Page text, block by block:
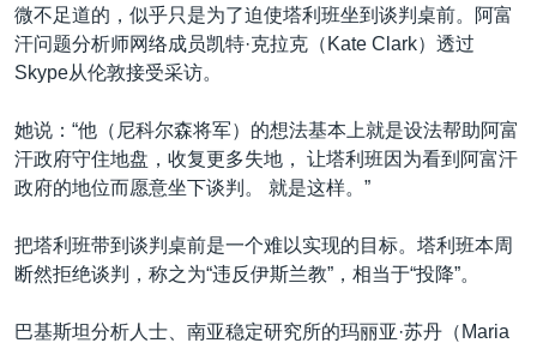
微不足道的，似乎只是为了迫使塔利班坐到谈判桌前。阿富
汗问题分析师网络成员凯特·克拉克（Kate Clark）透过
Skype从伦敦接受采访。
她说：“他（尼科尔森将军）的想法基本上就是设法帮助阿富
汗政府守住地盘，收复更多失地， 让塔利班因为看到阿富汗
政府的地位而愿意坐下谈判。 就是这样。”
把塔利班带到谈判桌前是一个难以实现的目标。塔利班本周
断然拒绝谈判，称之为“违反伊斯兰教”，相当于“投降”。
巴基斯坦分析人士、南亚稳定研究所的玛丽亚·苏丹（Maria